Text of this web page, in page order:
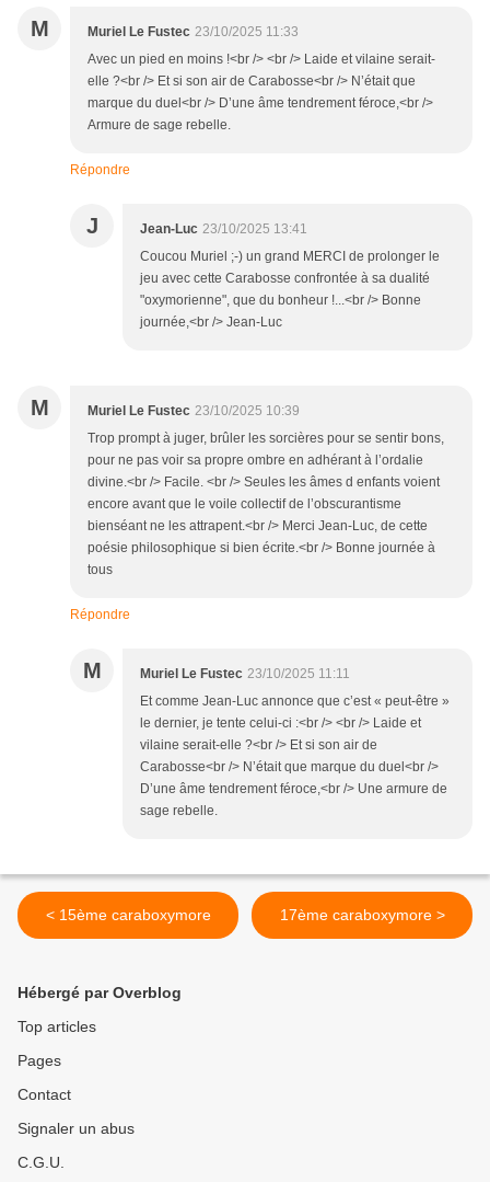
M Muriel Le Fustec 23/10/2025 11:33
Avec un pied en moins !<br /> <br /> Laide et vilaine serait-
elle ?<br /> Et si son air de Carabosse<br /> N’était que
marque du duel<br /> D’une âme tendrement féroce,<br />
Armure de sage rebelle.
Répondre
J Jean-Luc 23/10/2025 13:41
Coucou Muriel ;-) un grand MERCI de prolonger le
jeu avec cette Carabosse confrontée à sa dualité
"oxymorienne", que du bonheur !...<br /> Bonne
journée,<br /> Jean-Luc
M Muriel Le Fustec 23/10/2025 10:39
Trop prompt à juger, brûler les sorcières pour se sentir bons,
pour ne pas voir sa propre ombre en adhérant à l’ordalie
divine.<br /> Facile. <br /> Seules les âmes d enfants voient
encore avant que le voile collectif de l’obscurantisme
bienséant ne les attrapent.<br /> Merci Jean-Luc, de cette
poésie philosophique si bien écrite.<br /> Bonne journée à
tous
Répondre
M Muriel Le Fustec 23/10/2025 11:11
Et comme Jean-Luc annonce que c’est « peut-être »
le dernier, je tente celui-ci :<br /> <br /> Laide et
vilaine serait-elle ?<br /> Et si son air de
Carabosse<br /> N’était que marque du duel<br />
D’une âme tendrement féroce,<br /> Une armure de
sage rebelle.
< 15ème caraboxymore 17ème caraboxymore >
Hébergé par Overblog
Top articles
Pages
Contact
Signaler un abus
C.G.U.